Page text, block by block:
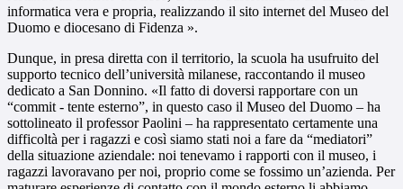
informatica vera e propria, realizzando il sito internet del Museo del
Duomo e diocesano di Fidenza ».
Dunque, in presa diretta con il territorio, la scuola ha usufruito del
supporto tecnico dell’università milanese, raccontando il museo
dedicato a San Donnino. «Il fatto di doversi rapportare con un
“commit - tente esterno”, in questo caso il Museo del Duomo – ha
sottolineato il professor Paolini – ha rappresentato certamente una
difficoltà per i ragazzi e così siamo stati noi a fare da “mediatori”
della situazione aziendale: noi tenevamo i rapporti con il museo, i
ragazzi lavoravano per noi, proprio come se fossimo un’azienda. Per